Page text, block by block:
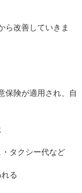
ら改善していきま
保険が適用され、自
タクシー代など
る